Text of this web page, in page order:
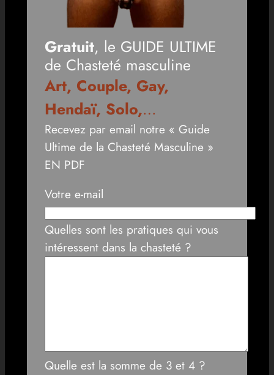
Gratuit, le GUIDE ULTIME
de Chasteté masculine
Art, Couple, Gay,
Hendaï, Solo,…
Recevez par email notre « Guide
Ultime de la Chasteté Masculine »
EN PDF
Votre e-mail
Quelles sont les pratiques qui vous
intéressent dans la chasteté ?
Quelle est la somme de 3 et 4 ?